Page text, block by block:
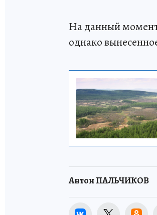
На данный
однако
Антон ПАЛЬЧИКОВ